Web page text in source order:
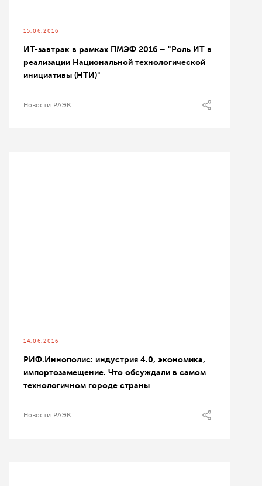
15.06.2016
ИТ-завтрак в рамках ПМЭФ 2016 – "Роль ИТ в
реализации Национальной технологической
инициативы (НТИ)"
Новости РАЭК
14.06.2016
РИФ.Иннополис: индустрия 4.0, экономика,
импортозамещение. Что обсуждали в самом
технологичном городе страны
Новости РАЭК